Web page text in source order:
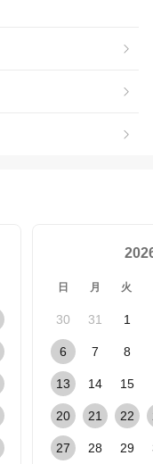
日 月 火
30 31 1
6 7 8
13 14 15
20 21 22
27 28 29